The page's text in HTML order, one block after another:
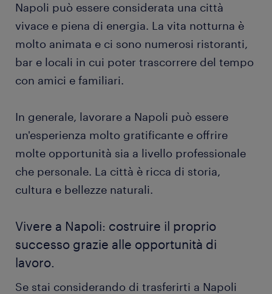
Napoli può essere considerata una città
vivace e piena di energia. La vita notturna è
molto animata e ci sono numerosi ristoranti,
bar e locali in cui poter trascorrere del tempo
con amici e familiari.
In generale, lavorare a Napoli può essere
un'esperienza molto gratificante e offrire
molte opportunità sia a livello professionale
che personale. La città è ricca di storia,
cultura e bellezze naturali.
Vivere a Napoli: costruire il proprio
successo grazie alle opportunità di
lavoro.
Se stai considerando di trasferirti a Napoli